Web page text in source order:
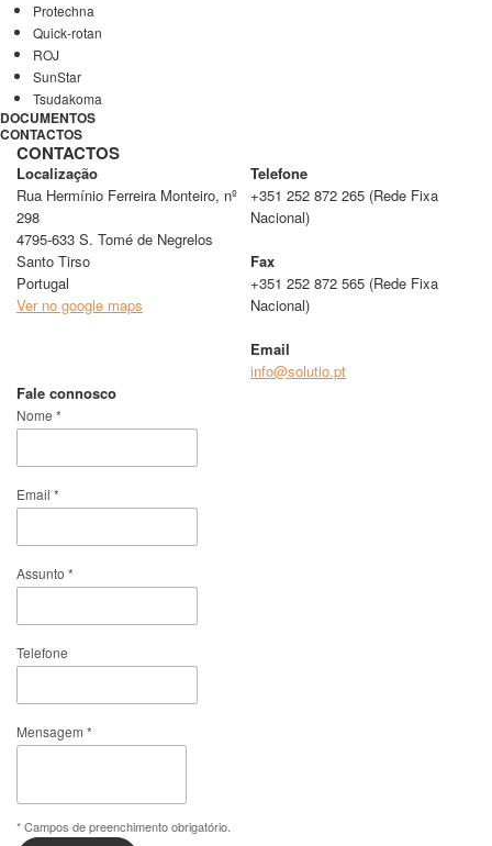
Protechna
Quick-rotan
ROJ
SunStar
Tsudakoma
DOCUMENTOS
CONTACTOS
CONTACTOS
Localização
Rua Hermínio Ferreira Monteiro, nº
298
4795-633 S. Tomé de Negrelos
Santo Tirso
Portugal
Ver no google maps
Telefone
+351 252 872 265 (Rede Fixa
Nacional)
Fax
+351 252 872 565 (Rede Fixa
Nacional)
Email
info@solutio.pt
Fale connosco
Nome *
Email *
Assunto *
Telefone
Mensagem *
* Campos de preenchimento obrigatório.